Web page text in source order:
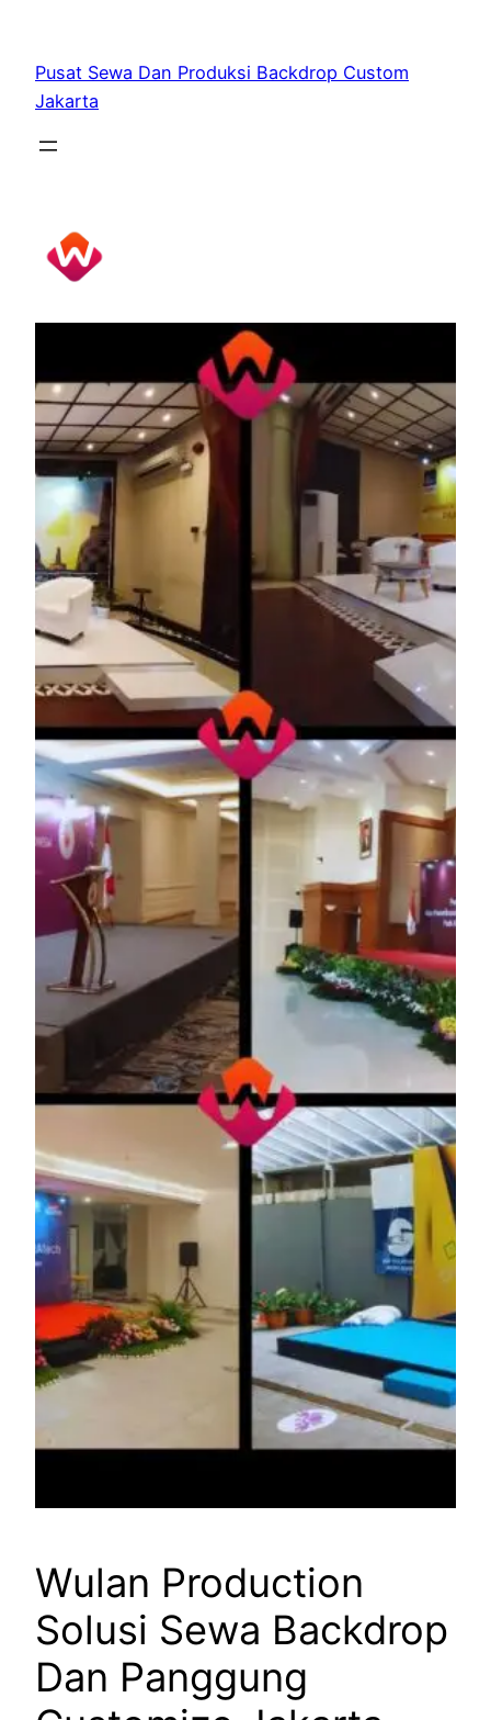
content
Pusat Sewa Dan Produksi Backdrop Custom
Jakarta
Wulan Production
Solusi Sewa Backdrop
Dan Panggung